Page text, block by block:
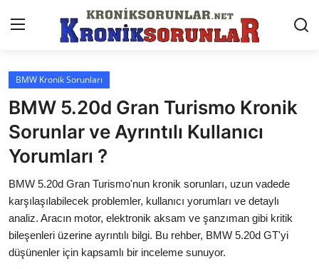
Anasayfa
Markalar
İletişim
Trafik & Cezalar
Sigorta & Kasko
Vergi & ÖTV & MTV
BMW Kronik Sorunları
BMW 5.20d Gran Turismo Kronik
Sorunlar ve Ayrıntılı Kullanıcı
Yorumları ?
BMW 5.20d Gran Turismo'nun kronik sorunları, uzun vadede
karşılaşılabilecek problemler, kullanıcı yorumları ve detaylı
analiz. Aracın motor, elektronik aksam ve şanzıman gibi kritik
bileşenleri üzerine ayrıntılı bilgi. Bu rehber, BMW 5.20d GT'yi
düşünenler için kapsamlı bir inceleme sunuyor.